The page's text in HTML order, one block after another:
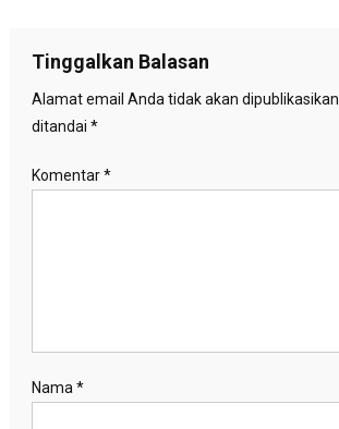
Tinggalkan Balasan
Alamat email Anda tidak akan dipublikasikan.
ditandai *
Komentar*
Nama *